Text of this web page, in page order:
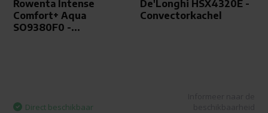
Rowenta Intense
Comfort+ Aqua
SO9380F0 -...
Direct beschikbaar
De'Longhi HSX4320E -
Convectorkachel